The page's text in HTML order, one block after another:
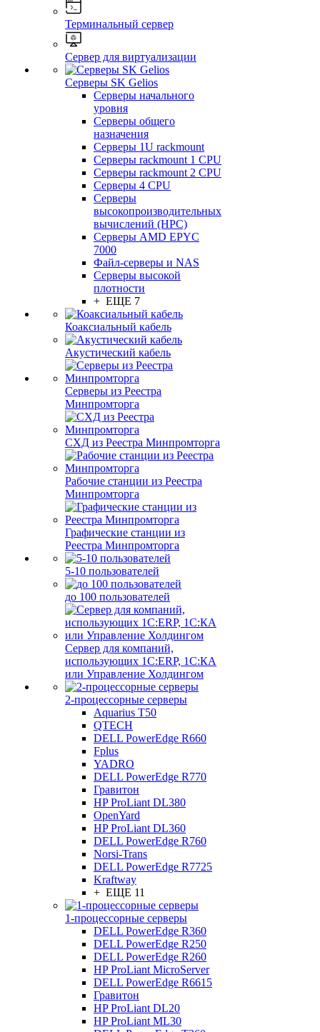
Терминальный сервер
Сервер для виртуализации
Серверы SK Gelios
Серверы начального
уровня
Серверы общего
назначения
Серверы 1U rackmount
Серверы rackmount 1 CPU
Серверы rackmount 2 CPU
Серверы 4 CPU
Серверы
высокопроизводительных
вычислений (HPC)
Серверы AMD EPYC
7000
Файл-серверы и NAS
Серверы высокой
плотности
+ ЕЩЕ 7
Коаксиальный кабель
Акустический кабель
Серверы из Реестра
Минпромторга
СХД из Реестра Минпромторга
Рабочие станции из Реестра
Минпромторга
Графические станции из
Реестра Минпромторга
5-10 пользователей
до 100 пользователей
Сервер для компаний,
использующих 1C:ERP, 1С:КА
или Управление Холдингом
2-процессорные серверы
Aquarius T50
QTECH
DELL PowerEdge R660
Fplus
YADRO
DELL PowerEdge R770
Гравитон
HP ProLiant DL380
OpenYard
HP ProLiant DL360
DELL PowerEdge R760
Norsi-Trans
DELL PowerEdge R7725
Kraftway
+ ЕЩЕ 11
1-процессорные серверы
DELL PowerEdge R360
DELL PowerEdge R250
DELL PowerEdge R260
HP ProLiant MicroServer
DELL PowerEdge R6615
Гравитон
HP ProLiant DL20
HP ProLiant ML30